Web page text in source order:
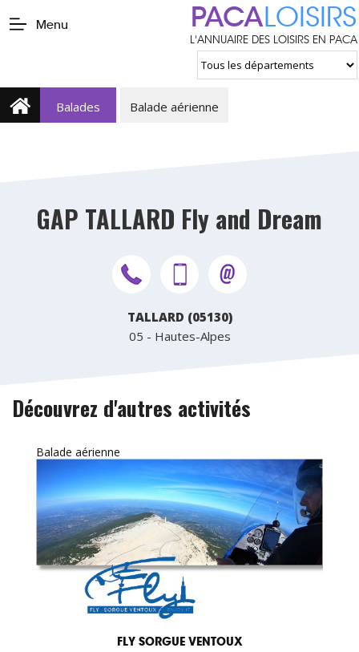
Menu PACALOISIRS
L'ANNUAIRE DES LOISIRS EN PACA
Balades Balade aérienne
GAP TALLARD Fly and Dream
TALLARD (05130)
05 - Hautes-Alpes
Découvrez d'autres activités
Balade aérienne
FLY SORGUE VENTOUX